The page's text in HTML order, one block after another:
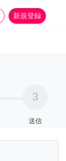
新規登録
more_horiz
3
送信